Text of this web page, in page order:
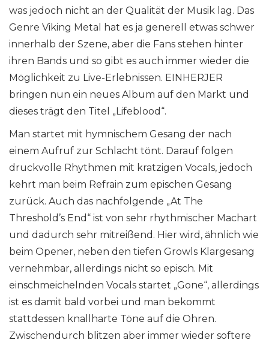
was jedoch nicht an der Qualität der Musik lag. Das
Genre Viking Metal hat es ja generell etwas schwer
innerhalb der Szene, aber die Fans stehen hinter
ihren Bands und so gibt es auch immer wieder die
Möglichkeit zu Live-Erlebnissen. EINHERJER
bringen nun ein neues Album auf den Markt und
dieses trägt den Titel „Lifeblood“.
Man startet mit hymnischem Gesang der nach
einem Aufruf zur Schlacht tönt. Darauf folgen
druckvolle Rhythmen mit kratzigen Vocals, jedoch
kehrt man beim Refrain zum epischen Gesang
zurück. Auch das nachfolgende „At The
Threshold’s End“ ist von sehr rhythmischer Machart
und dadurch sehr mitreißend. Hier wird, ähnlich wie
beim Opener, neben den tiefen Growls Klargesang
vernehmbar, allerdings nicht so episch. Mit
einschmeichelnden Vocals startet „Gone“, allerdings
ist es damit bald vorbei und man bekommt
stattdessen knallharte Töne auf die Ohren.
Zwischendurch blitzen aber immer wieder softere